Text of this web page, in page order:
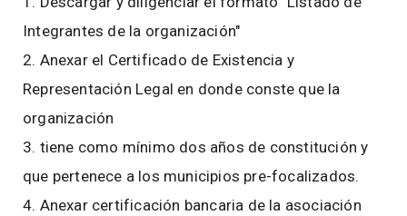
Integrantes de la organización"
2. Anexar el Certificado de Existencia y
Representación Legal en donde conste que la
organización
3. tiene como mínimo dos años de constitución y
que pertenece a los municipios pre-focalizados.
4. Anexar certificación bancaria de la asociación